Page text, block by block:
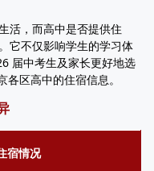
，而高中是否提供住
它不仅影响学生的学习体
届中考生及家长更好地选
各区高中的住宿信息。
宿情况